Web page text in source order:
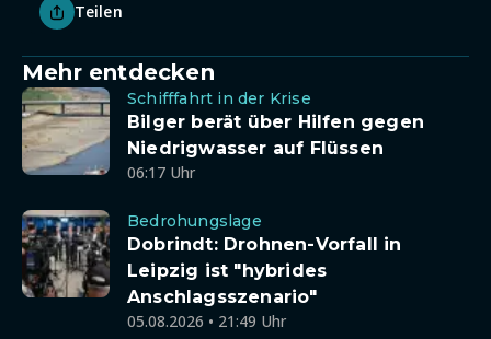
Teilen
Mehr entdecken
Schifffahrt in der Krise
Bilger berät über Hilfen gegen
Niedrigwasser auf Flüssen
06:17 Uhr
Bedrohungslage
Dobrindt: Drohnen-Vorfall in
Leipzig ist "hybrides
Anschlagsszenario"
05.08.2026 • 21:49 Uhr